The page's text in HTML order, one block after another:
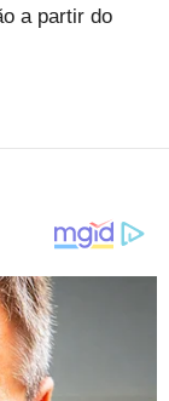
a partir do